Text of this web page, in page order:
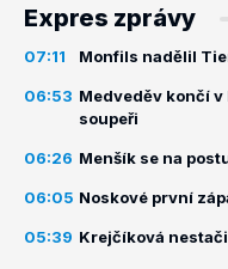
Expres zprávy
07:11 Monfils nadělil
06:53 Medveděv končí
soupeři
06:26 Menšík se na
06:05 Noskové první
05:39 Krejčíková